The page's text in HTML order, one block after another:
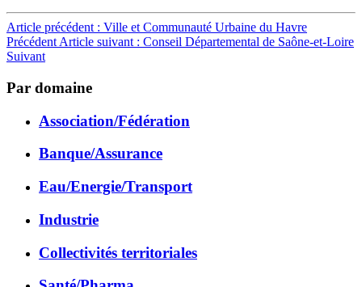
Article précédent : Ville et Communauté Urbaine du Havre
Précédent Article suivant : Conseil Départemental de Saône-et-Loire
Suivant
Par domaine
Association/Fédération
Banque/Assurance
Eau/Energie/Transport
Industrie
Collectivités territoriales